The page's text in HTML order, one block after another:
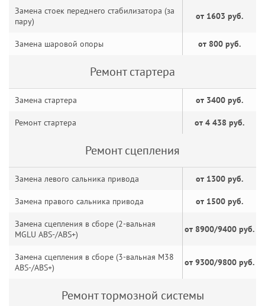
Замена стоек переднего стабилизатора (за
пару)
от 1603 руб.
Замена шаровой опоры от 800 руб.
Ремонт стартера
Замена стартера от 3400 руб.
Ремонт стартера от 4 438 руб.
Ремонт сцепления
Замена левого сальника привода от 1300 руб.
Замена правого сальника привода от 1500 руб.
Замена сцепления в сборе (2-вальная
MGLU ABS-/ABS+)
от 8900/9400 руб.
Замена сцепления в сборе (3-вальная M38
ABS-/ABS+)
от 9300/9800 руб.
Ремонт тормозной системы